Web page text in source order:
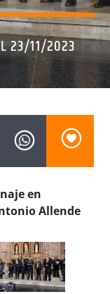
23/11/2023
en
Allende